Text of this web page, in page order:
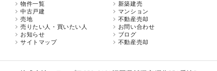
物件一覧
新築建売
中古戸建
マンション
売地
不動産売却
売りたい人・買いたい人
お問い合わせ
お知らせ
ブログ
サイトマップ
不動産売却